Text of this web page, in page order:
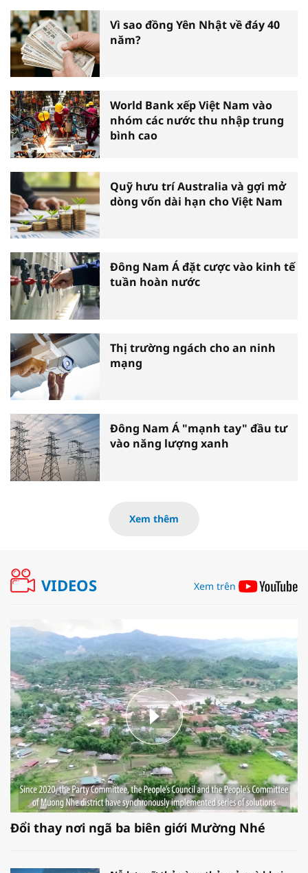
Vì sao đồng Yên Nhật về đáy 40
năm?
World Bank xếp Việt Nam vào
nhóm các nước thu nhập trung
bình cao
Quỹ hưu trí Australia và gợi mở
dòng vốn dài hạn cho Việt Nam
Đông Nam Á đặt cược vào kinh tế
tuần hoàn nước
Thị trường ngách cho an ninh
mạng
Đông Nam Á "mạnh tay" đầu tư
vào năng lượng xanh
Xem thêm
VIDEOS Xem trên
Đổi thay nơi ngã ba biên giới Mường Nhé